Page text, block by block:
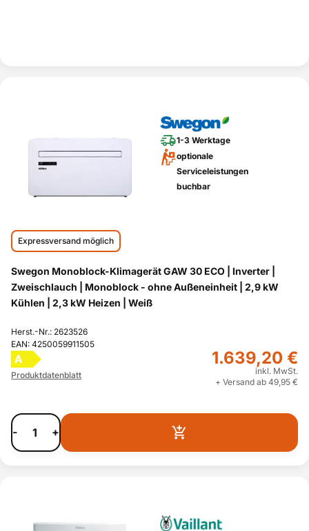
1-3 Werktage
optionale
Serviceleistungen
buchbar
Expressversand möglich
Swegon Monoblock-Klimagerät GAW 30 ECO | Inverter |
Zweischlauch | Monoblock - ohne Außeneinheit | 2,9 kW
Kühlen | 2,3 kW Heizen | Weiß
Herst.-Nr.: 2623526
EAN: 4250059911505
A
Produktdatenblatt
1.639,20 €
inkl. MwSt.
+ Versand ab 49,95 €
- +